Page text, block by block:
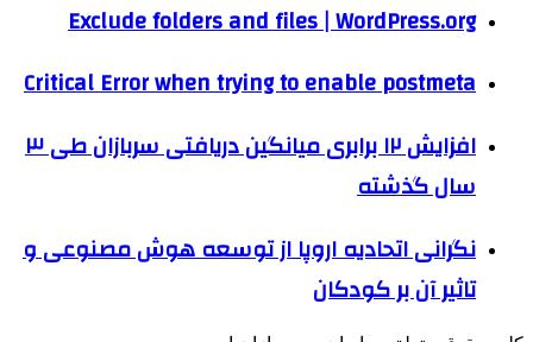
Exclude folders and files | WordPress.org
Critical Error when trying to enable postmeta
افزایش ۱۲ برابری میانگین دریافتی سربازان طی ۳
سال گذشته
نگرانی اتحادیه اروپا از توسعه هوش مصنوعی و
تاثیر آن بر کودکان